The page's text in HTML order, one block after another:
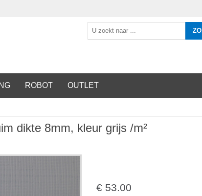
ROBOT OUTLET
dikte 8mm, kleur grijs /m²
€ 53.00